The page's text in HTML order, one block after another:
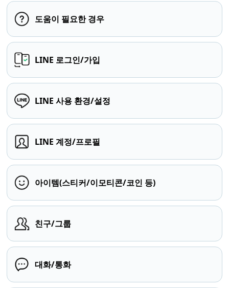
도움이 필요한 경우
LINE 로그인/가입
LINE 사용 환경/설정
LINE 계정/프로필
아이템(스티커/이모티콘/코인 등)
친구/그룹
대화/통화